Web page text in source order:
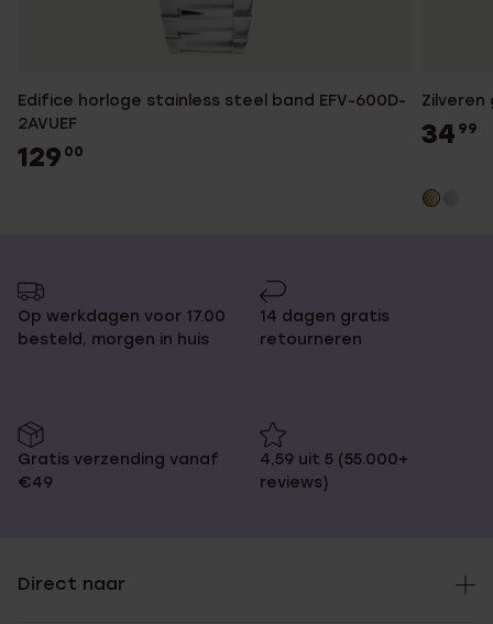
Edifice horloge stainless steel band EFV-600D-
2AVUEF
129 00
34 99
Op werkdagen voor 17.00
besteld, morgen in huis
14 dagen gratis
retourneren
Gratis verzending vanaf
€49
4,59 uit 5 (55.000+
reviews)
Direct naar